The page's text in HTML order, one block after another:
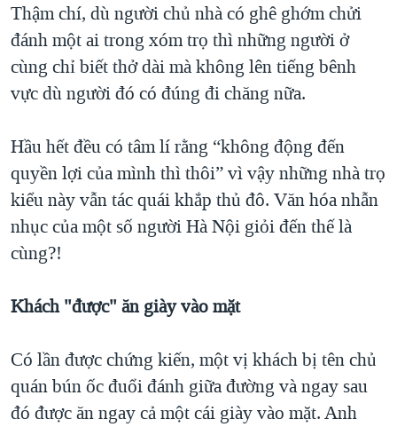
Thậm chí, dù người chủ nhà có ghê ghớm chửi
đánh một ai trong xóm trọ thì những người ở
cùng chỉ biết thở dài mà không lên tiếng bênh
vực dù người đó có đúng đi chăng nữa.
Hầu hết đều có tâm lí rằng “không động đến
quyền lợi của mình thì thôi” vì vậy những nhà trọ
kiểu này vẫn tác quái khắp thủ đô. Văn hóa nhẫn
nhục của một số người Hà Nội giỏi đến thế là
cùng?!
Khách "được" ăn giày vào mặt
Có lần được chứng kiến, một vị khách bị tên chủ
quán bún ốc đuổi đánh giữa đường và ngay sau
đó được ăn ngay cả một cái giày vào mặt. Anh